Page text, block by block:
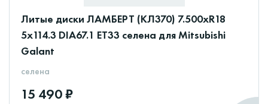
Литые диски ЛАМБЕРТ (КЛ370) 7.500xR18
5x114.3 DIA67.1 ET33 селена для Mitsubishi
Galant
селена
15 490 ₽